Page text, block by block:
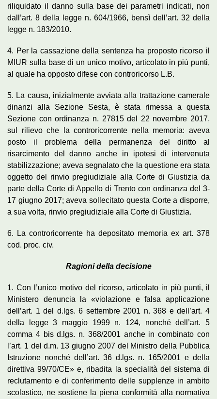
riliquidato il danno sulla base dei parametri indicati, non
dall’art. 8 della legge n. 604/1966, bensì dell’art. 32 della
legge n. 183/2010.
4. Per la cassazione della sentenza ha proposto ricorso il
MIUR sulla base di un unico motivo, articolato in più punti,
al quale ha opposto difese con controricorso L.B.
5. La causa, inizialmente avviata alla trattazione camerale
dinanzi alla Sezione Sesta, è stata rimessa a questa
Sezione con ordinanza n. 27815 del 22 novembre 2017,
sul rilievo che la controricorrente nella memoria: aveva
posto il problema della permanenza del diritto al
risarcimento del danno anche in ipotesi di intervenuta
stabilizzazione; aveva segnalato che la questione era stata
oggetto del rinvio pregiudiziale alla Corte di Giustizia da
parte della Corte di Appello di Trento con ordinanza del 3-
17 giugno 2017; aveva sollecitato questa Corte a disporre,
a sua volta, rinvio pregiudiziale alla Corte di Giustizia.
6. La controricorrente ha depositato memoria ex art. 378
cod. proc. civ.
Ragioni della decisione
1. Con l’unico motivo del ricorso, articolato in più punti, il
Ministero denuncia la «violazione e falsa applicazione
dell’art. 1 del d.lgs. 6 settembre 2001 n. 368 e dell’art. 4
della legge 3 maggio 1999 n. 124, nonché dell’art. 5
comma 4 bis d.lgs. n. 368/2001 anche in combinato con
l’art. 1 del d.m. 13 giugno 2007 del Ministro della Pubblica
Istruzione nonché dell’art. 36 d.lgs. n. 165/2001 e della
direttiva 99/70/CE» e, ribadita la specialità del sistema di
reclutamento e di conferimento delle supplenze in ambito
scolastico, ne sostiene la piena conformità alla normativa